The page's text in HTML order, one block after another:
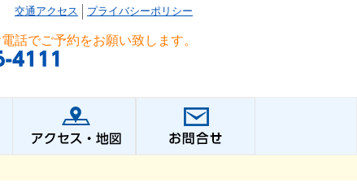
交通アクセス プライバシーポリシー
話でご予約をお願い致します。